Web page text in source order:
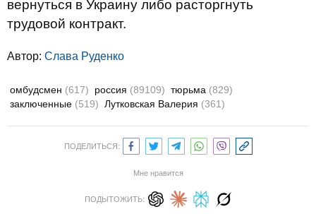
вернуться в Украину либо расторгнуть
трудовой контракт.
Автор: Слава Руденко
омбудсмен (617) россия (89109) тюрьма (829)
заключенные (519) Лутковская Валерия (361)
ПОДЕЛИТЬСЯ:
Мне нравится
ПОДЫТОЖИТЬ: